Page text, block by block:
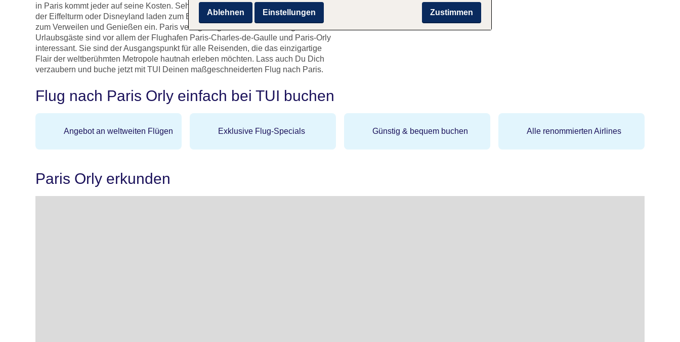
in Paris kommt jeder auf seine Kosten. Sehenswürdigkeiten und Attraktionen wie
der Eiffelturm oder Disneyland laden zum Entdecken, kleine Cafés und Restaurants
zum Verweilen und Genießen ein. Paris verfügt insgesamt über drei Flughäfen. Für
Urlaubsgäste sind vor allem der Flughafen Paris-Charles-de-Gaulle und Paris-Orly
interessant. Sie sind der Ausgangspunkt für alle Reisenden, die das einzigartige
Flair der weltberühmten Metropole hautnah erleben möchten. Lass auch Du Dich
verzaubern und buche jetzt mit TUI Deinen maßgeschneiderten Flug nach Paris.
Flug nach Paris Orly einfach bei TUI buchen
Angebot an weltweiten Flügen Exklusive Flug-Specials Günstig & bequem buchen Alle renommierten Airlines
Paris Orly erkunden
Zustimmen
Ablehnen Einstellungen